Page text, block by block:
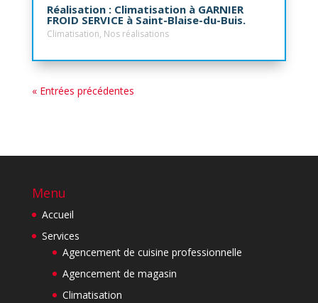
Réalisation : Climatisation à GARNIER
FROID SERVICE à Saint-Blaise-du-Buis.
Climatisation, Nos réalisations
« Entrées précédentes
Menu
Accueil
Services
Agencement de cuisine professionnelle
Agencement de magasin
Climatisation